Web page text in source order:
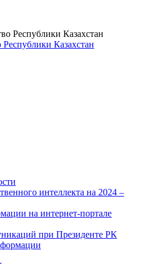
Казахстан
интеллекта на 2024 –
на интернет-портале
при Президенте РК